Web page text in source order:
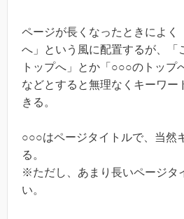
ページが長くなったときによく
へ」という風に配置するが、
トップへ」とか「○○○のトップ
などとすると無理なくキーワー
きる。
○○○はページタイトルで、当然
る。
※ただし、あまり長いページタ
い。